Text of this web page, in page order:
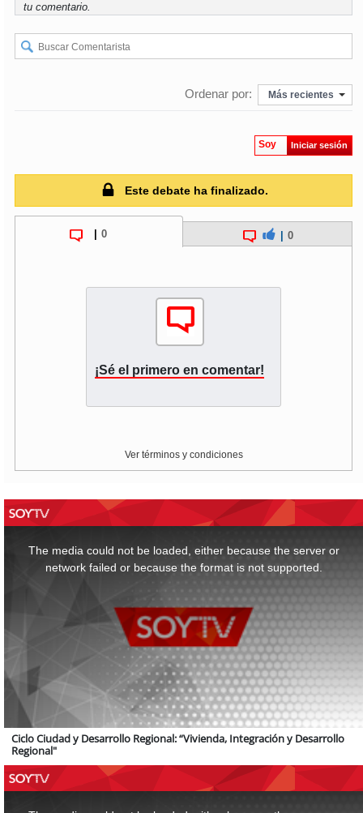
tu comentario.
Ordenar por: Más recientes
Soy Iniciar sesión
Este debate ha finalizado.
0 0
¡Sé el primero en comentar!
Ver términos y condiciones
The media could not be loaded, either because the server or
network failed or because the format is not supported.
Ciclo Ciudad y Desarrollo Regional: “Vivienda, Integración y Desarrollo
Regional"